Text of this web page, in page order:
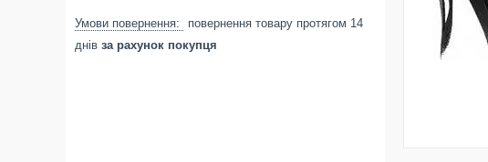
повернення товару протягом 14
днів за рахунок покупця